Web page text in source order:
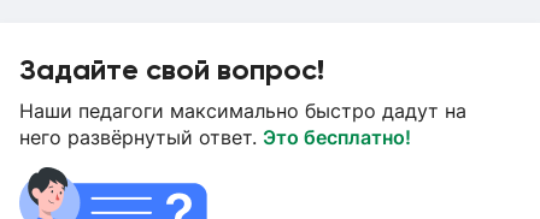
Задайте свой вопрос!
Наши педагоги максимально быстро дадут на
него развёрнутый ответ. Это бесплатно!